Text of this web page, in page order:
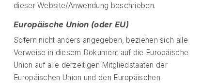
dieser Website/Anwendung beschrieben.
Europäische Union (oder EU)
Sofern nicht anders angegeben, beziehen sich alle
Verweise in diesem Dokument auf die Europäische
Union auf alle derzeitigen Mitgliedstaaten der
Europäischen Union und den Europäischen